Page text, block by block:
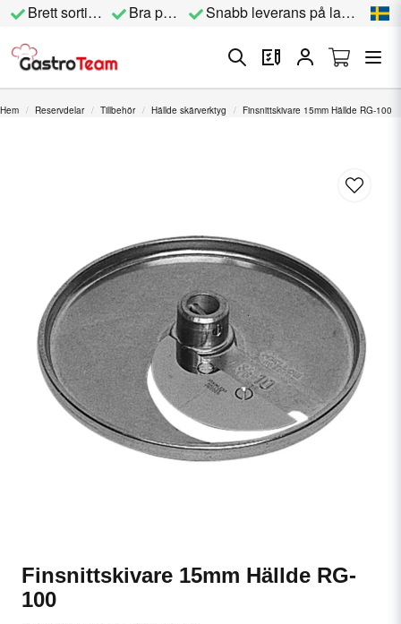
Brett sortiment Bra priser Snabb leverans på lagervara
Hem Reservdelar Tillbehör Hällde skärverktyg Finsnittskivare 15mm Hällde RG-100
Finsnittskivare 15mm Hällde RG-
100